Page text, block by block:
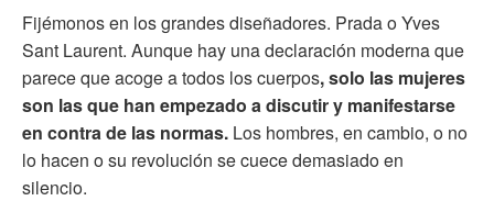
Fijémonos en los grandes diseñadores. Prada o Yves
Sant Laurent. Aunque hay una declaración moderna que
parece que acoge a todos los cuerpos, solo las mujeres
son las que han empezado a discutir y manifestarse
en contra de las normas. Los hombres, en cambio, o no
lo hacen o su revolución se cuece demasiado en
silencio.